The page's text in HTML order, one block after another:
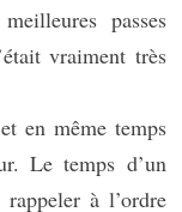
passes
vraiment très
en même temps
Le temps d’un
à l’ordre